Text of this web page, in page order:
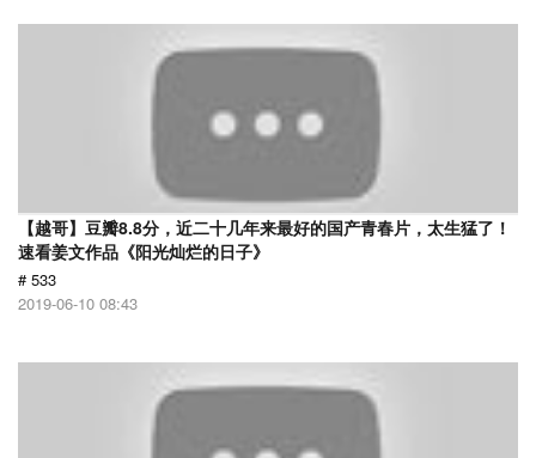
【越哥】豆瓣8.8分，近二十几年来最好的国产青春片，太生猛了！
速看姜文作品《阳光灿烂的日子》
# 533
2019-06-10 08:43